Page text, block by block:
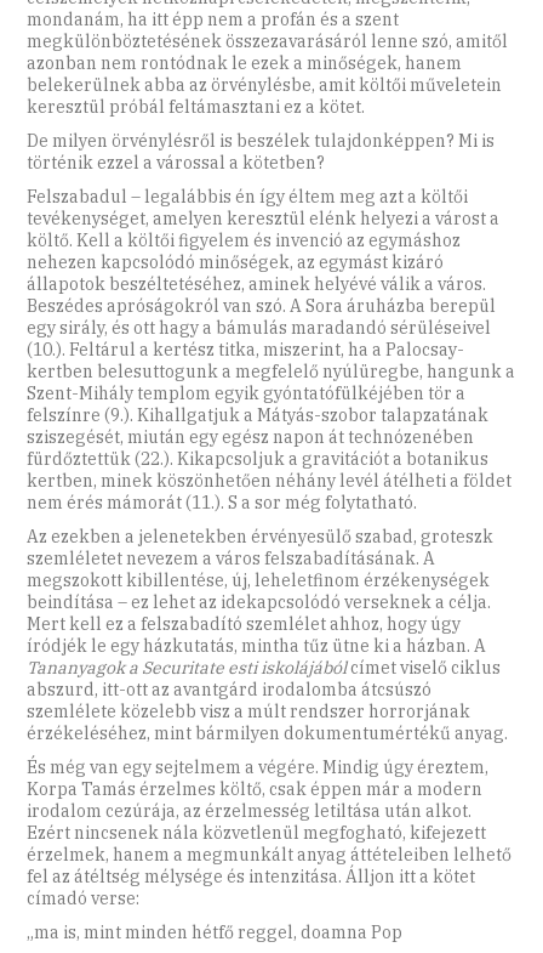
mondanám, ha itt épp nem a profán és a szent
megkülönböztetésének összezavarásáról lenne szó, amitől
azonban nem rontódnak le ezek a minőségek, hanem
belekerülnek abba az örvénylésbe, amit költői műveletein
keresztül próbál feltámasztani ez a kötet.
De milyen örvénylésről is beszélek tulajdonképpen? Mi is
történik ezzel a várossal a kötetben?
Felszabadul – legalábbis én így éltem meg azt a költői
tevékenységet, amelyen keresztül elénk helyezi a várost a
költő. Kell a költői figyelem és invenció az egymáshoz
nehezen kapcsolódó minőségek, az egymást kizáró
állapotok beszéltetéséhez, aminek helyévé válik a város.
Beszédes apróságokról van szó. A Sora áruházba berepül
egy sirály, és ott hagy a bámulás maradandó sérüléseivel
(10.). Feltárul a kertész titka, miszerint, ha a Palocsay-
kertben belesuttogunk a megfelelő nyúlüregbe, hangunk a
Szent-Mihály templom egyik gyóntatófülkéjében tör a
felszínre (9.). Kihallgatjuk a Mátyás-szobor talapzatának
sziszegését, miután egy egész napon át technózenében
fürdőztettük (22.). Kikapcsoljuk a gravitációt a botanikus
kertben, minek köszönhetően néhány levél átélheti a földet
nem érés mámorát (11.). S a sor még folytatható.
Az ezekben a jelenetekben érvényesülő szabad, groteszk
szemléletet nevezem a város felszabadításának. A
megszokott kibillentése, új, leheletfinom érzékenységek
beindítása – ez lehet az idekapcsolódó verseknek a célja.
Mert kell ez a felszabadító szemlélet ahhoz, hogy úgy
íródjék le egy házkutatás, mintha tűz ütne ki a házban. A
Tananyagok a Securitate esti iskolájábólcímet viselő ciklus
abszurd, itt-ott az avantgárd irodalomba átcsúszó
szemlélete közelebb visz a múlt rendszer horrorjának
érzékeléséhez, mint bármilyen dokumentumértékű anyag.
És még van egy sejtelmem a végére. Mindig úgy éreztem,
Korpa Tamás érzelmes költő, csak éppen már a modern
irodalom cezúrája, az érzelmesség letiltása után alkot.
Ezért nincsenek nála közvetlenül megfogható, kifejezett
érzelmek, hanem a megmunkált anyag áttételeiben lelhető
fel az átéltség mélysége és intenzitása. Álljon itt a kötet
címadó verse:
„ma is, mint minden hétfő reggel, doamna Pop